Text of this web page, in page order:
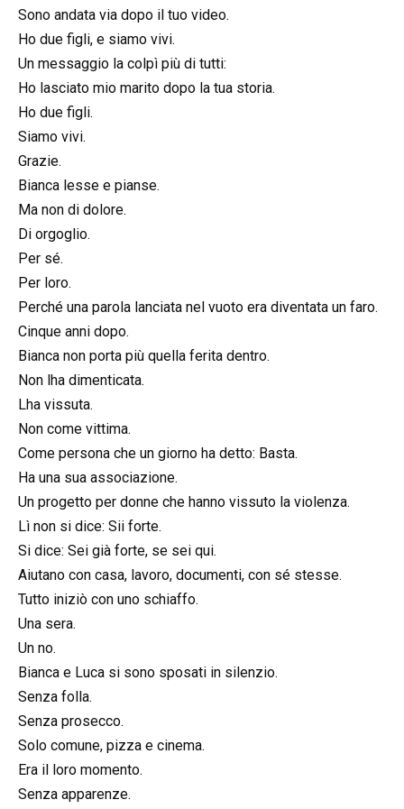
Sono andata via dopo il tuo video.
Ho due figli, e siamo vivi.
Un messaggio la colpì più di tutti:
Ho lasciato mio marito dopo la tua storia.
Ho due figli.
Siamo vivi.
Grazie.
Bianca lesse e pianse.
Ma non di dolore.
Di orgoglio.
Per sé.
Per loro.
Perché una parola lanciata nel vuoto era diventata un faro.
Cinque anni dopo.
Bianca non porta più quella ferita dentro.
Non lha dimenticata.
Lha vissuta.
Non come vittima.
Come persona che un giorno ha detto: Basta.
Ha una sua associazione.
Un progetto per donne che hanno vissuto la violenza.
Lì non si dice: Sii forte.
Si dice: Sei già forte, se sei qui.
Aiutano con casa, lavoro, documenti, con sé stesse.
Tutto iniziò con uno schiaffo.
Una sera.
Un no.
Bianca e Luca si sono sposati in silenzio.
Senza folla.
Senza prosecco.
Solo comune, pizza e cinema.
Era il loro momento.
Senza apparenze.